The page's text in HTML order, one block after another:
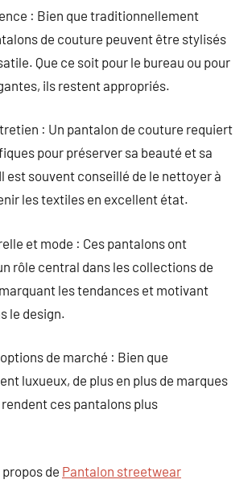
: Bien que traditionnellement
de couture peuvent être stylisés
Que ce soit pour le bureau ou pour
ils restent appropriés.
: Un pantalon de couture requiert
pour préserver sa beauté et sa
est souvent conseillé de le nettoyer à
les textiles en excellent état.
et mode : Ces pantalons ont
rôle central dans les collections de
les tendances et motivant
le design.
de marché : Bien que
luxueux, de plus en plus de marques
ces pantalons plus
de Pantalon streetwear